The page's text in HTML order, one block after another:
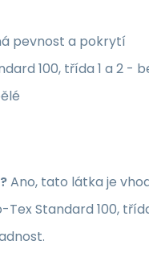
pevnost a pokrytí
100, třída 1 a 2 -
Ano, tato látka je
Standard 100,